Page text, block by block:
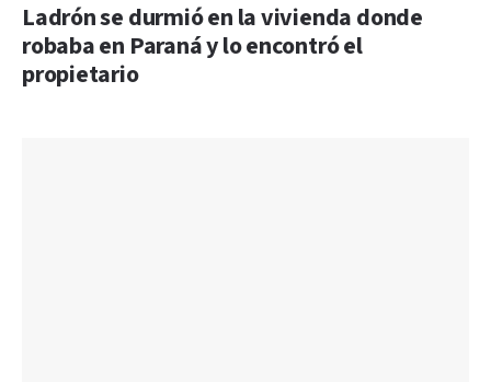
Ladrón se durmió en la vivienda donde
robaba en Paraná y lo encontró el
propietario